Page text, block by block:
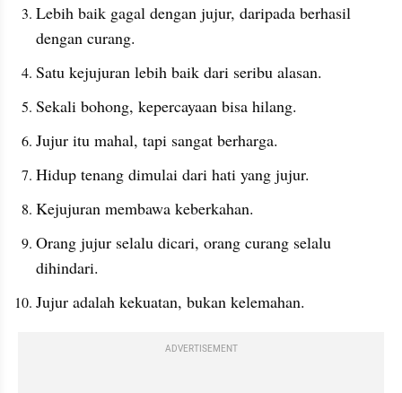
Lebih baik gagal dengan jujur, daripada berhasil
dengan curang.
Satu kejujuran lebih baik dari seribu alasan.
Sekali bohong, kepercayaan bisa hilang.
Jujur itu mahal, tapi sangat berharga.
Hidup tenang dimulai dari hati yang jujur.
Kejujuran membawa keberkahan.
Orang jujur selalu dicari, orang curang selalu
dihindari.
Jujur adalah kekuatan, bukan kelemahan.
ADVERTISEMENT